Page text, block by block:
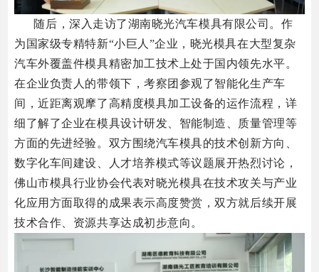
随后，深入走访了湖南晓光汽车模具有限公司。 作
为国家级专精特新“小巨人”企业，晓光模具在大型复杂
汽车外覆盖件模具精密加工技术上处于国内领先水平。
在企业负责人的带领下，考察团参观了智能化生产车
间，近距离观摩了高精度模具加工设备的运作流程，详
细了解了企业在模具设计研发、智能制造、质量管理等
方面的先进经验。 双方围绕汽车模具的技术创新方向、
数字化车间建设、人才培养模式等议题展开热烈讨论，
佛山市模具行业协会代表对晓光模具在技术攻关与产业
化应用方面取得的成果表示高度赞赏，双方就后续开展
技术合作、资源共享达成初步意向。